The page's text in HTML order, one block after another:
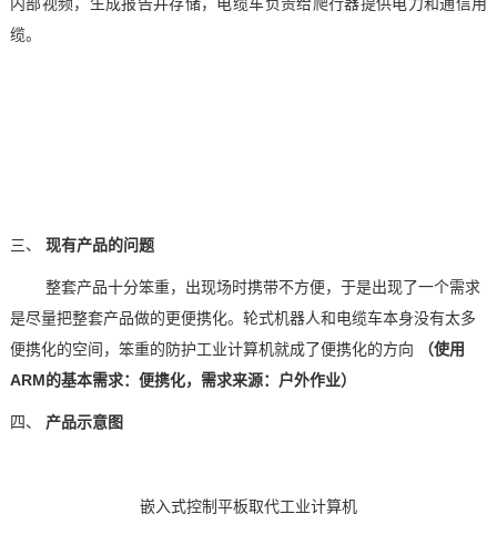
缆。
三、 现有产品的问题
整套产品十分笨重，出现场时携带不方便，于是出现了一个需求
是尽量把整套产品做的更便携化。轮式机器人和电缆车本身没有太多
便携化的空间，笨重的防护工业计算机就成了便携化的方向
（使用
ARM的基本需求：便携化，需求来源：户外作业）
四、 产品示意图
嵌入式控制平板取代工业计算机